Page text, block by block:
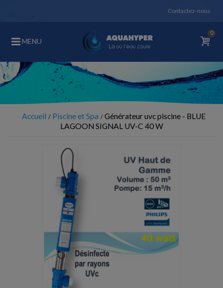
Contactez-nous
MENU
0
Accueil Piscine et Spa
Générateur uvc piscine - BLUE
LAGOON SIGNAL UV-C 40 W